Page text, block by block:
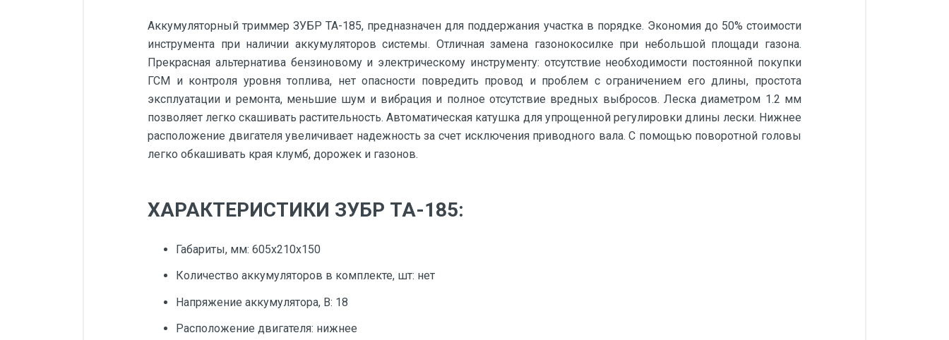
Аккумуляторный триммер ЗУБР ТА-185, предназначен для поддержания участка в порядке. Экономия до 50% стоимости
инструмента при наличии аккумуляторов системы. Отличная замена газонокосилке при небольшой площади газона.
Прекрасная альтернатива бензиновому и электрическому инструменту: отсутствие необходимости постоянной покупки
ГСМ и контроля уровня топлива, нет опасности повредить провод и проблем с ограничением его длины, простота
эксплуатации и ремонта, меньшие шум и вибрация и полное отсутствие вредных выбросов. Леска диаметром 1.2 мм
позволяет легко скашивать растительность. Автоматическая катушка для упрощенной регулировки длины лески. Нижнее
расположение двигателя увеличивает надежность за счет исключения приводного вала. С помощью поворотной головы
легко обкашивать края клумб, дорожек и газонов.
ХАРАКТЕРИСТИКИ ЗУБР ТА-185:
Габариты, мм: 605x210x150
Количество аккумуляторов в комплекте, шт: нет
Напряжение аккумулятора, В: 18
Расположение двигателя: нижнее